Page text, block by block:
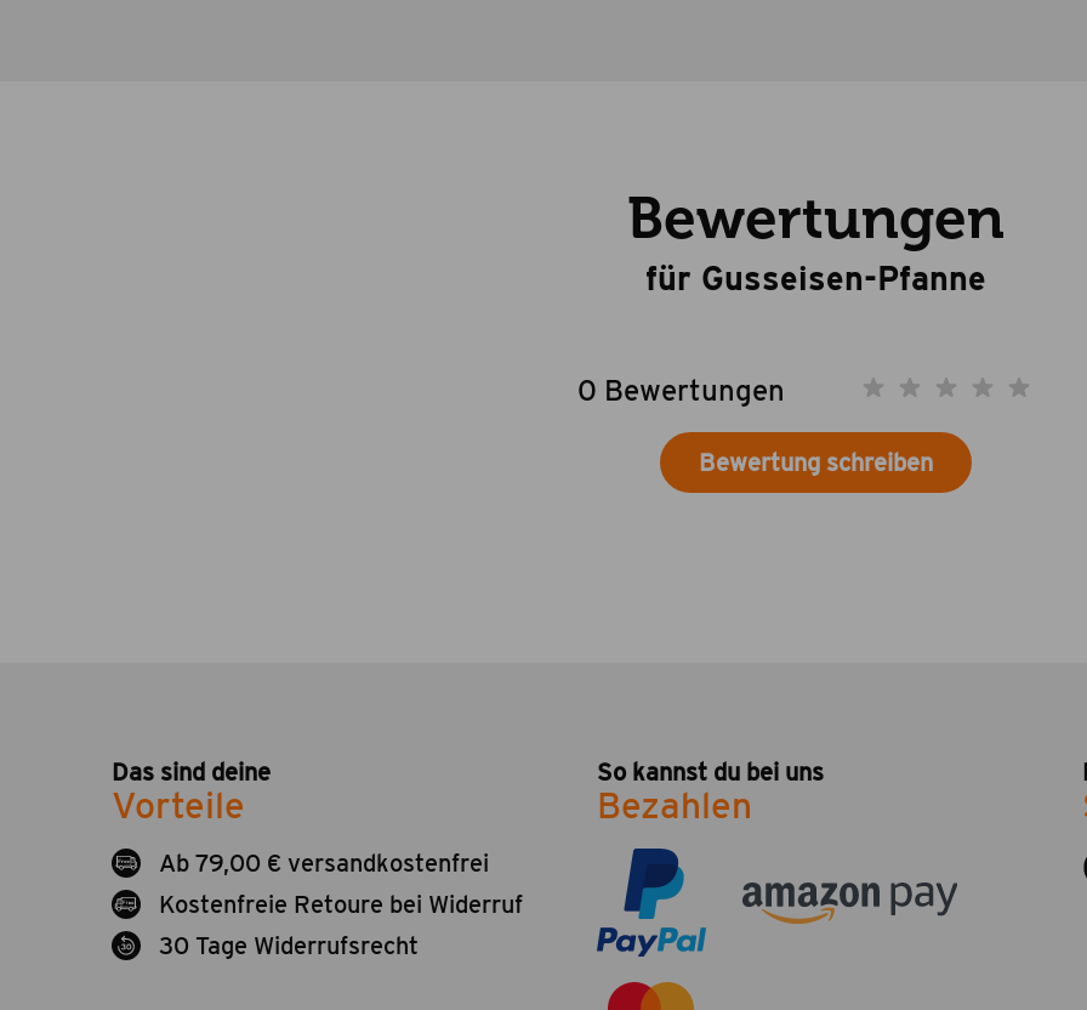
Bewertungen
für Gusseisen-Pfanne
0 Bewertungen
Bewertung schreiben
Das sind deine
Vorteile
Ab 79,00 € versandkostenfrei
Kostenfreie Retoure bei Widerruf
30 Tage Widerrufsrecht
So kannst du bei uns
Bezahlen